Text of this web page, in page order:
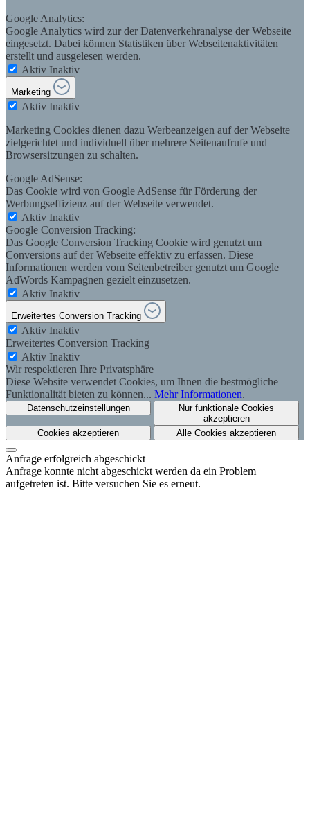
Google Analytics:
Google Analytics wird zur der Datenverkehranalyse der Webseite
eingesetzt. Dabei können Statistiken über Webseitenaktivitäten
erstellt und ausgelesen werden.
Aktiv Inaktiv
Marketing
Aktiv Inaktiv
Marketing Cookies dienen dazu Werbeanzeigen auf der Webseite
zielgerichtet und individuell über mehrere Seitenaufrufe und
Browsersitzungen zu schalten.
Google AdSense:
Das Cookie wird von Google AdSense für Förderung der
Werbungseffizienz auf der Webseite verwendet.
Aktiv Inaktiv
Google Conversion Tracking:
Das Google Conversion Tracking Cookie wird genutzt um
Conversions auf der Webseite effektiv zu erfassen. Diese
Informationen werden vom Seitenbetreiber genutzt um Google
AdWords Kampagnen gezielt einzusetzen.
Aktiv Inaktiv
Erweitertes Conversion Tracking
Aktiv Inaktiv
Erweitertes Conversion Tracking
Aktiv Inaktiv
Wir respektieren Ihre Privatsphäre
Diese Website verwendet Cookies, um Ihnen die bestmögliche
Funktionalität bieten zu können... Mehr Informationen.
Datenschutzeinstellungen
Nur funktionale Cookies
akzeptieren
Cookies akzeptieren
Alle Cookies akzeptieren
Anfrage erfolgreich abgeschickt
Anfrage konnte nicht abgeschickt werden da ein Problem
aufgetreten ist. Bitte versuchen Sie es erneut.